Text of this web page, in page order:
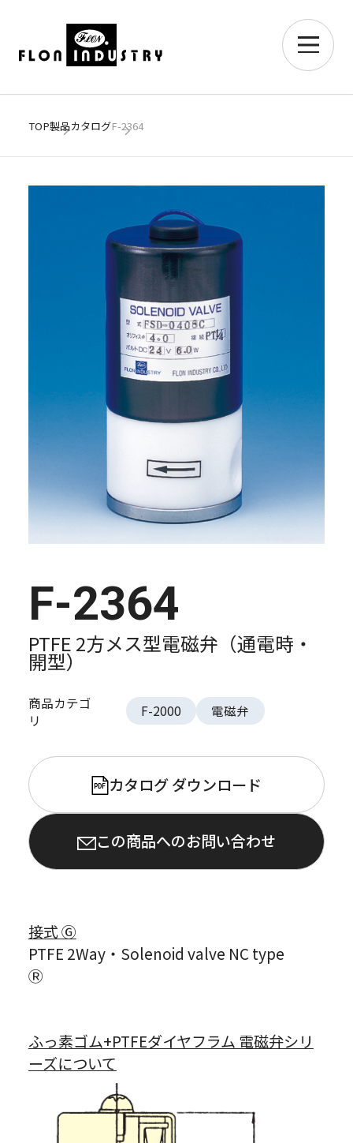
TOP製品カタログF-2364
F-2364
PTFE 2方メス型電磁弁（通電時・
開型）
商品カテゴ
リ
F-2000 電磁弁
PDF カタログ ダウンロード
この商品へのお問い合わせ
接式 Ⓖ
PTFE 2Way・Solenoid valve NC type
Ⓡ
ふっ素ゴム+PTFEダイヤフラム 電磁弁シリ
ーズについて